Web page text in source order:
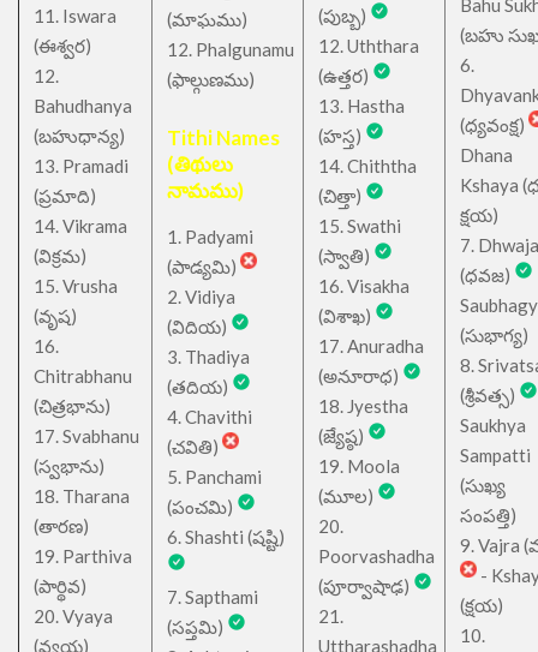
11. Iswara
(ఈశ్వర)
12.
Bahudhanya
(బహుధాన్య)
13. Pramadi
(ప్రమాది)
14. Vikrama
(విక్రమ)
15. Vrusha
(వృష)
16.
Chitrabhanu
(చిత్రభాను)
17. Svabhanu
(స్వభాను)
18. Tharana
(తారణ)
19. Parthiva
(పార్థివ)
20. Vyaya
(వ్యయ)
(మాఘము)
12. Phalgunamu
(ఫాల్గుణము)
Tithi Names
(తిథులు
నామము)
1. Padyami
(పాడ్యమి)
2. Vidiya
(విదియ)
3. Thadiya
(తదియ)
4. Chavithi
(చవితి)
5. Panchami
(పంచమి)
6. Shashti (షష్టి)
7. Sapthami
(సప్తమి)
(పుబ్బ)
12. Uththara
(ఉత్తర)
13. Hastha
(హస్త)
14. Chiththa
(చిత్తా)
15. Swathi
(స్వాతి)
16. Visakha
(విశాఖ)
17. Anuradha
(అనూరాధ)
18. Jyestha
(జ్యేష్ఠ)
19. Moola
(మూల)
20.
Poorvashadha
(పూర్వాషాఢ)
21.
Uttharashadha
Bahu
(బహు
6.
(ధ్యవంక్ష)
Dhana
Kshaya
క్షయ)
7. Dhwaja
(ధవజ)
(సుభాగ్య)
8.
(శ్రీవత్స)
Saukhya
Sampatti
(సుఖ్య
సంపత్తి)
9. Vajra
-
(క్షయ)
10.